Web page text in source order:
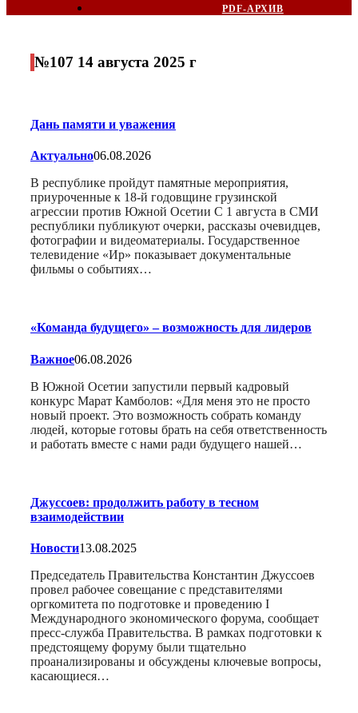
PDF-АРХИВ
№107 14 августа 2025 г
Дань памяти и уважения
Актуально06.08.2026
В республике пройдут памятные мероприятия,
приуроченные к 18-й годовщине грузинской
агрессии против Южной Осетии С 1 августа в СМИ
республики публикуют очерки, рассказы очевидцев,
фотографии и видеоматериалы. Государственное
телевидение «Ир» показывает документальные
фильмы о событиях…
«Команда будущего» – возможность для лидеров
Важное06.08.2026
В Южной Осетии запустили первый кадровый
конкурс Марат Камболов: «Для меня это не просто
новый проект. Это возможность собрать команду
людей, которые готовы брать на себя ответственность
и работать вместе с нами ради будущего нашей…
Джуссоев: продолжить работу в тесном
взаимодействии
Новости13.08.2025
Председатель Правительства Константин Джуссоев
провел рабочее совещание с представителями
оргкомитета по подготовке и проведению I
Международного экономического форума, сообщает
пресс-служба Правительства. В рамках подготовки к
предстоящему форуму были тщательно
проанализированы и обсуждены ключевые вопросы,
касающиеся…